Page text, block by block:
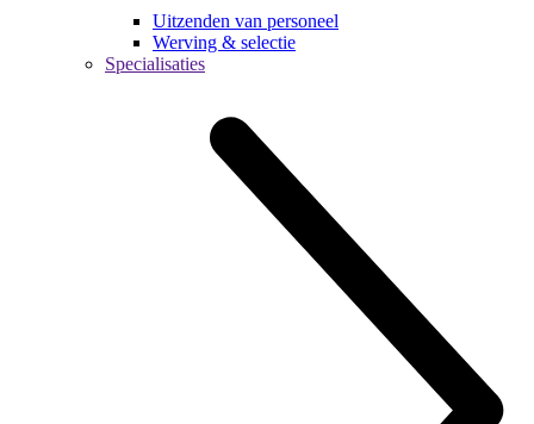
Uitzenden van personeel
Werving & selectie
Specialisaties